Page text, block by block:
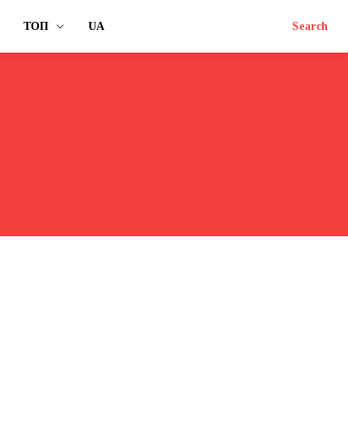
ТОП UA Search